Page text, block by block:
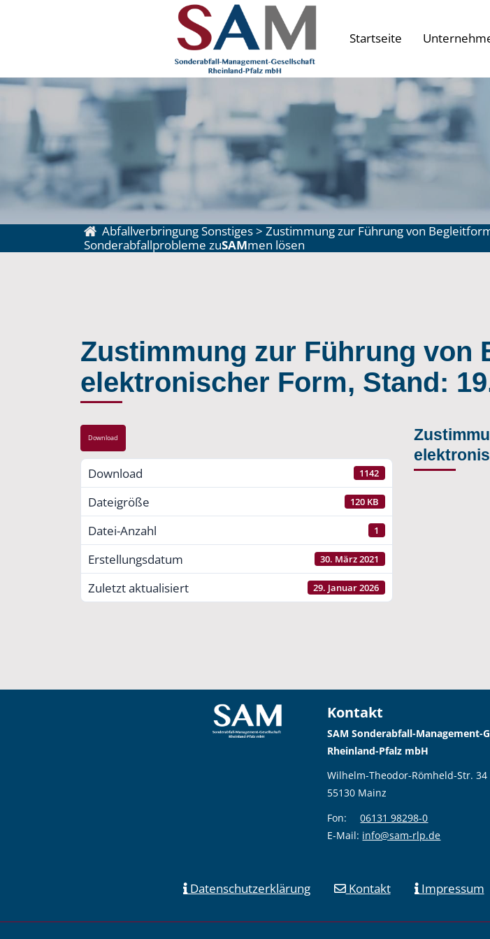
Startseite
Abfallverbringung Sonstiges> Zustimmung zur Führung von
Sonderabfallprobleme zuSAMmen lösen
Zustimmung zur Führung von
elektronischer Form, Stand:
Download
Download 1142
Dateigröße 120 KB
Datei-Anzahl 1
Erstellungsdatum 30. März 2021
Zuletzt aktualisiert 29. Januar 2026
Kontakt
SAM Sonderabfall-Management-
Rheinland-Pfalz mbH
Wilhelm-Theodor-Römheld-Str. 34
55130 Mainz
Fon:
06131 98298-0
E-Mail: info@sam-rlp.de
Datenschutzerklärung Kontakt Impressum